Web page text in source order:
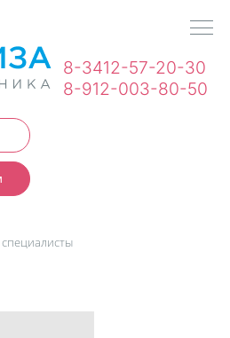
8-3412-57-20-30
8-912-003-80-50